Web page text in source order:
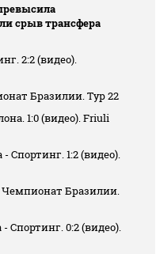
срыв трансфера
2:2 (видео).
Бразилии. Тур 22
1:0 (видео). Friuli
Спортинг. 1:2 (видео).
Чемпионат Бразилии.
Спортинг. 0:2 (видео).